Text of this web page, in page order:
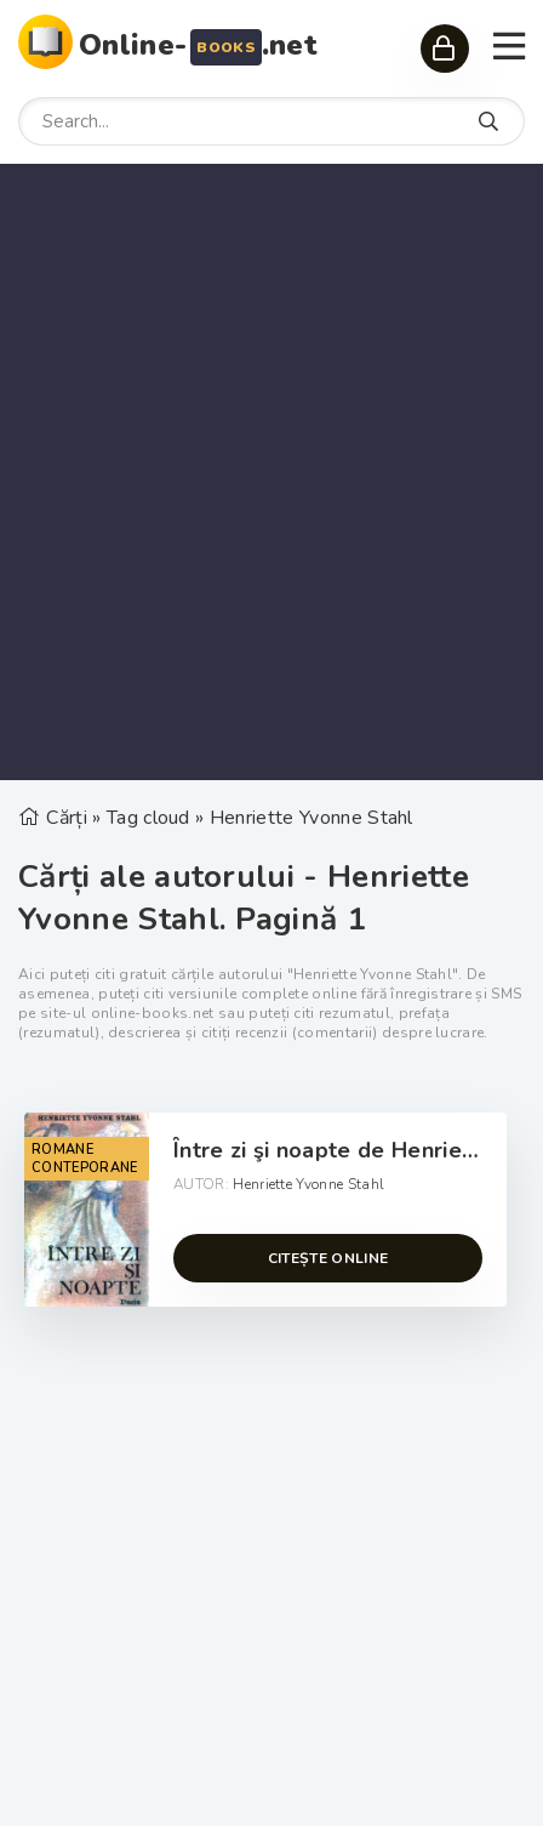
Online- BOOKS .net
Cărți »Tag cloud » Henriette Yvonne Stahl
Cărți ale autorului - Henriette
Yvonne Stahl. Pagină 1
Aici puteți citi gratuit cărțile autorului "Henriette Yvonne Stahl". De
asemenea, puteți citi versiunile complete online fără înregistrare și SMS
pe site-ul online-books.net sau puteți citi rezumatul, prefața
(rezumatul), descrierea și citiți recenzii (comentarii) despre lucrare.
ROMANE
CONTEPORANE
Între zi şi noapte de Henriette Yvonne Stahl dowloand free .Pdf 📖
AUTOR: Henriette Yvonne Stahl
CITEȘTE ONLINE